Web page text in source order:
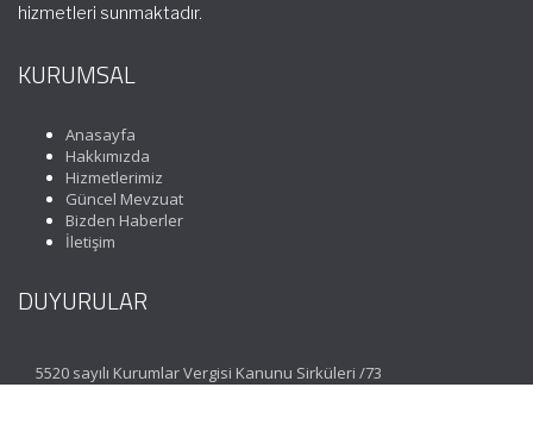
hizmetleri sunmaktadır.
KURUMSAL
Anasayfa
Hakkımızda
Hizmetlerimiz
Güncel Mevzuat
Bizden Haberler
İletişim
DUYURULAR
5520 sayılı Kurumlar Vergisi Kanunu Sirküleri /73